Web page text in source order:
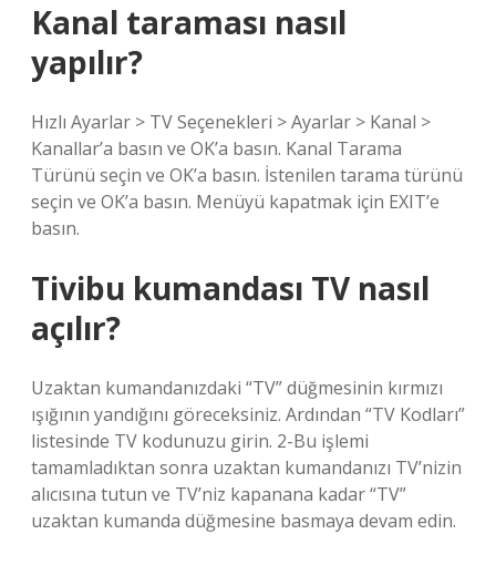
Kanal taraması nasıl
yapılır?
Hızlı Ayarlar > TV Seçenekleri > Ayarlar > Kanal >
Kanallar’a basın ve OK’a basın. Kanal Tarama
Türünü seçin ve OK’a basın. İstenilen tarama türünü
seçin ve OK’a basın. Menüyü kapatmak için EXIT’e
basın.
Tivibu kumandası TV nasıl
açılır?
Uzaktan kumandanızdaki “TV” düğmesinin kırmızı
ışığının yandığını göreceksiniz. Ardından “TV Kodları”
listesinde TV kodunuzu girin. 2-Bu işlemi
tamamladıktan sonra uzaktan kumandanızı TV’nizin
alıcısına tutun ve TV’niz kapanana kadar “TV”
uzaktan kumanda düğmesine basmaya devam edin.